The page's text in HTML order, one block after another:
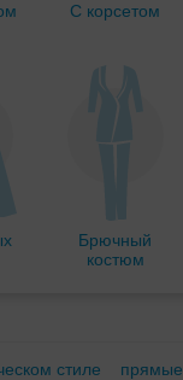
С корсетом
Брючный
костюм
стиле прямые